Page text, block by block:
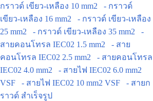
กราวด์ เขียว-เหลือง 10 mm2
- กราวด์
เขียว-เหลือง 16 mm2
- กราวด์ เขียว-เหลือง
25 mm2
- กราวด์ เขียว-เหลือง 35 mm2
-
สายคอนโทรล IEC02 1.5 mm2
- สาย
คอนโทรล IEC02 2.5 mm2
- สายคอนโทรล
IEC02 4.0 mm2
- สายไฟ IEC02 6.0 mm2
VSF
- สายไฟ IEC02 10 mm2 VSF
- สายก
ราวด์ สำเร็จรูป